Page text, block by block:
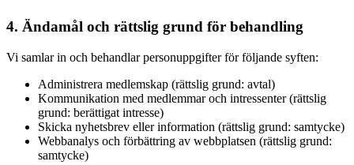
4. Ändamål och rättslig grund för behandling
Vi samlar in och behandlar personuppgifter för följande syften:
Administrera medlemskap (rättslig grund: avtal)
Kommunikation med medlemmar och intressenter (rättslig
grund: berättigat intresse)
Skicka nyhetsbrev eller information (rättslig grund: samtycke)
Webbanalys och förbättring av webbplatsen (rättslig grund:
samtycke)